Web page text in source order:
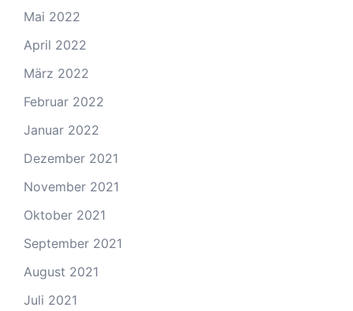
Mai 2022
April 2022
März 2022
Februar 2022
Januar 2022
Dezember 2021
November 2021
Oktober 2021
September 2021
August 2021
Juli 2021